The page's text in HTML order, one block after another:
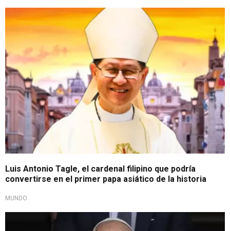
Luis Antonio Tagle, el cardenal filipino que podría
convertirse en el primer papa asiático de la historia
MUNDO
Prohibido lamentarse